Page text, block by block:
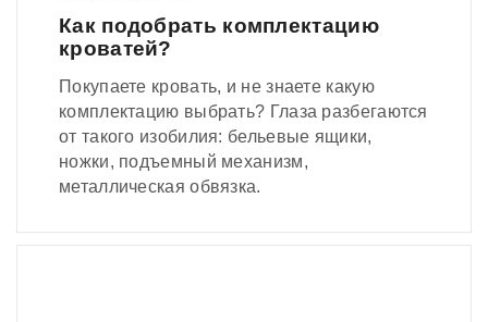
Как подобрать комплектацию
кроватей?
Покупаете кровать, и не знаете какую
комплектацию выбрать? Глаза разбегаются
от такого изобилия: бельевые ящики,
ножки, подъемный механизм,
металлическая обвязка.